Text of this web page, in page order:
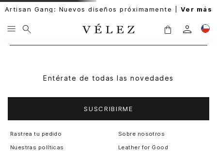
Artisan Gang: Nuevos diseños próximamente | Ver más
Entérate de todas las novedades
SUSCRIBIRME
Rastrea tu pedido
Nuestras políticas
Sobre nosotros
Leather for Good